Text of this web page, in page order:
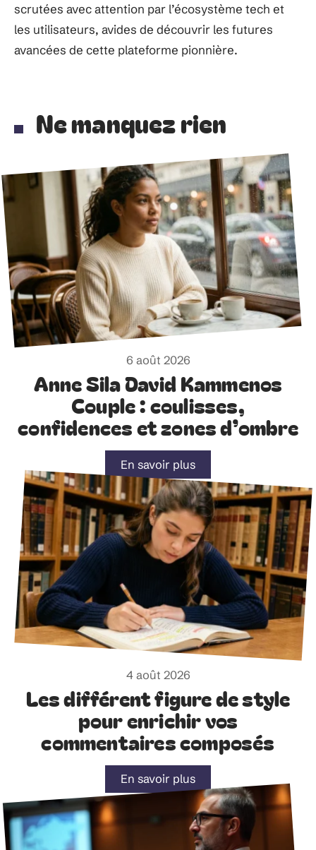
scrutées avec attention par l’écosystème tech et
les utilisateurs, avides de découvrir les futures
avancées de cette plateforme pionnière.
Ne manquez rien
6 août 2026
Anne Sila David Kammenos
Couple : coulisses,
confidences et zones d’ombre
En savoir plus
4 août 2026
Les différent figure de style
pour enrichir vos
commentaires composés
En savoir plus